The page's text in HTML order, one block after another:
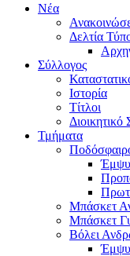
Νέα
Δελτία
Σύλλογος
Ιστορία
Τίτλοι
Τμήματα
Μπάσκετ
Μπάσκετ
Βόλει